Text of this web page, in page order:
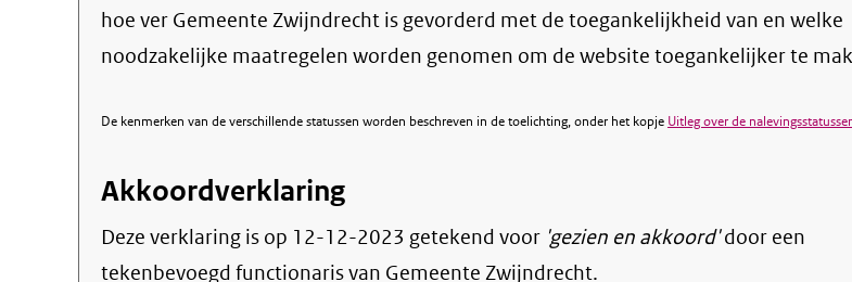
hoe ver Gemeente Zwijndrecht is gevorderd met de toegankelijkheid van en welke
noodzakelijke maatregelen worden genomen om de website toegankelijker te
De kenmerken van de verschillende statussen worden beschreven in de toelichting, onder het kopje Uitleg over de
Akkoordverklaring
Deze verklaring is op 12-12-2023 getekend voor 'gezien en akkoord'door een
tekenbevoegd functionaris van Gemeente Zwijndrecht.